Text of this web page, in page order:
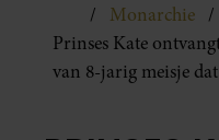
Monarchie
Prinses Kate
van 8-jarig meisje